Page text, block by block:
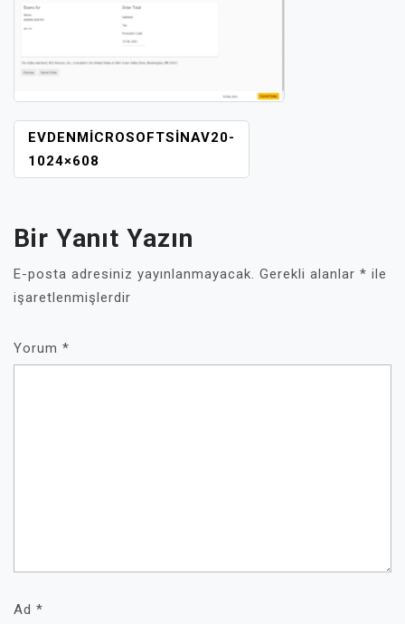
YAZI
GEZINMESI
EVDENMICROSOFTSINAV20-
1024×608
Bir Yanıt Yazın
E-posta adresiniz yayınlanmayacak. Gerekli alanlar * ile
işaretlenmişlerdir
Yorum *
Ad *